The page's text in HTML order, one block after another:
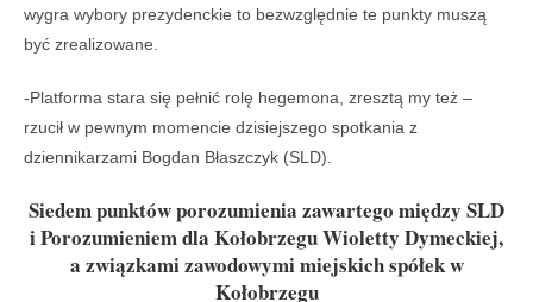
wygra wybory prezydenckie to bezwzględnie te punkty muszą
być zrealizowane.
-Platforma stara się pełnić rolę hegemona, zresztą my też –
rzucił w pewnym momencie dzisiejszego spotkania z
dziennikarzami Bogdan Błaszczyk (SLD).
Siedem punktów porozumienia zawartego między SLD
i Porozumieniem dla Kołobrzegu Wioletty Dymeckiej,
a związkami zawodowymi miejskich spółek w
Kołobrzegu